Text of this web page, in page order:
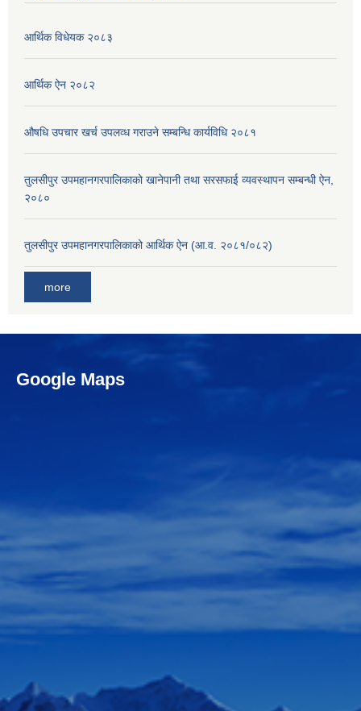
आर्थिक विधेयक २०८३
आर्थिक ऐन २०८२
औषधि उपचार खर्च उपलव्ध गराउने सम्बन्धि कार्यविधि २०८१
तुलसीपुर उपमहानगरपालिकाको खानेपानी तथा सरसफाई व्यवस्थापन सम्बन्धी ऐन,
२०८०
तुलसीपुर उपमहानगरपालिकाको आर्थिक ऐन (आ.व. २०८१/०८२)
more
Google Maps